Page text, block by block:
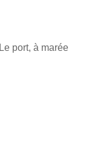
Le port, à marée